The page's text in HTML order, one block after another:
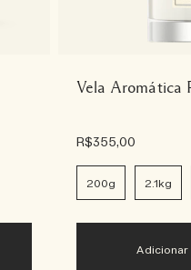
Vela Aromática
R$355,00
200g 2.1kg